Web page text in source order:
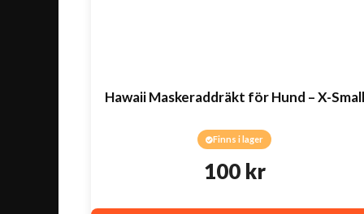
Hawaii Maskeraddräkt för Hund – X-Small
Finns i lager
100 kr